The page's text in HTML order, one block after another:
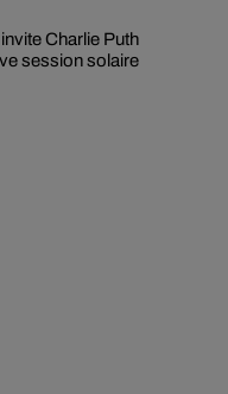
Charlie Puth
session solaire